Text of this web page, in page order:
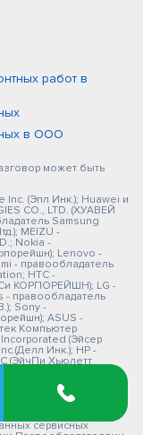
работ в
в ООО
может быть
Inc. (Эпл Инк.); Huawei и
CO., LTD. (ХУАВЕЙ
Samsung
MEIZU -
Nokia -
Lenovo -
- правообладатель
HTC -
Си КОРПОРЕЙШН); LG -
- правообладатель
Sony -
ASUS -
Компьютер
(Эйсер
Инк.); HP -
(ЭйчПи Хьюлетт
KAISHA
КАЙША
Товарные знаки
которых
сервисных